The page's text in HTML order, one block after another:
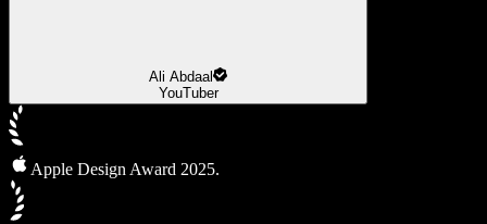
Ali Abdaal
YouTuber
Apple Design Award 2025.